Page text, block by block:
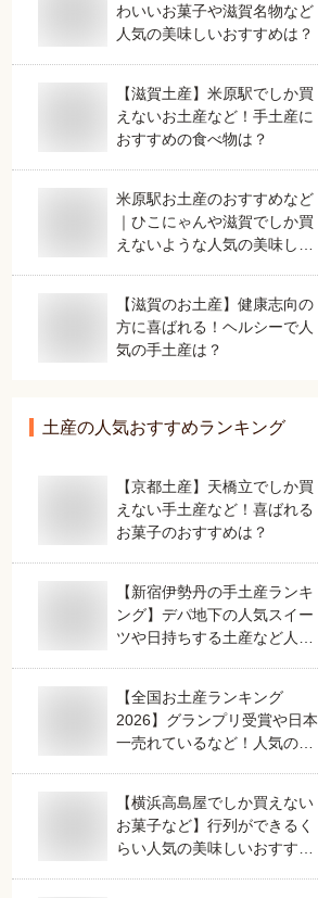
わいいお菓子や滋賀名物など
人気の美味しいおすすめは？
【滋賀土産】米原駅でしか買
えないお土産など！手土産に
おすすめの食べ物は？
米原駅お土産のおすすめなど
｜ひこにゃんや滋賀でしか買
えないような人気の美味しい
【滋賀のお土産】健康志向の
方に喜ばれる！ヘルシーで人
気の手土産は？
土産の人気おすすめランキング
【京都土産】天橋立でしか買
えない手土産など！喜ばれる
お菓子のおすすめは？
【新宿伊勢丹の手土産ランキ
ング】デパ地下の人気スイー
ツや日持ちする土産など人気
【全国お土産ランキング
2026】グランプリ受賞や日本
一売れているなど！人気のご
【横浜高島屋でしか買えない
お菓子など】行列ができるく
らい人気の美味しいおすすめ